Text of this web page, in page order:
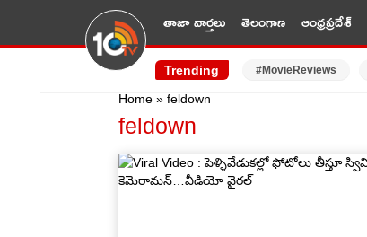
తాజా వార్తలు తెలంగాణ ఆంధ్రప్రదేశ్
Trending #MovieReviews
Home » feldown
feldown